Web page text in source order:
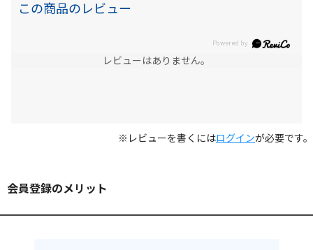
この商品のレビュー
レビューはありません。
※レビューを書くにはログインが必要です。
会員登録のメリット